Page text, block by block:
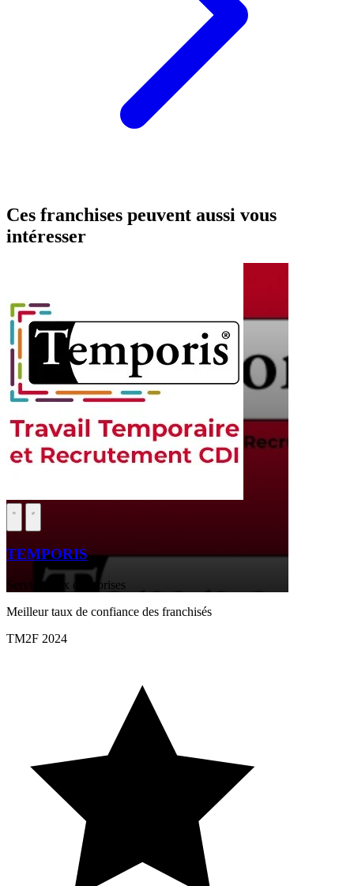
Ces franchises peuvent aussi vous
intéresser
TEMPORIS
Services aux entreprises
Meilleur taux de confiance des franchisés
TM2F 2024